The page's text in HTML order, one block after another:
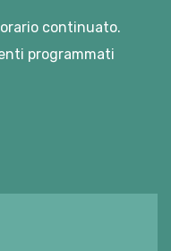
continuato.
programmati